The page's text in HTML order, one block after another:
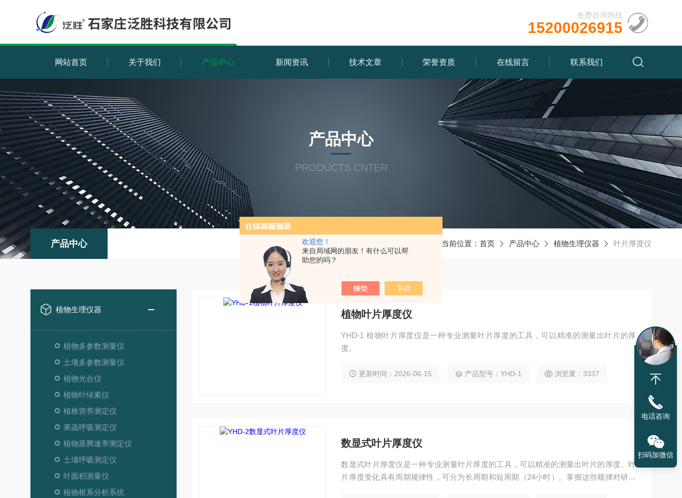
欢迎您！
来自局域网的朋友！有什么可以帮
助您的吗？
免费咨询热线
15200026915
网站首页 关于我们 产品中心 新闻资讯 技术文章 荣誉资质 在线留言 联系我们
产品中心
PRODUCTS CNTER
产品中心 当前位置： 首页 产品中心 植物生理仪器 叶片厚度仪
植物生理仪器
植物多参数测量仪
土壤多参数测量仪
植物光合仪
植物叶绿素仪
植株营养测定仪
果蔬呼吸测定仪
植物蒸腾速率测定仪
土壤呼吸测定仪
叶面积测量仪
植物根系分析系统
植物叶片厚度仪
YHD-1 植物叶片厚度仪是一种专业测量叶片厚度的工具，可以精准的测量出叶片的厚
度。
更新时间：2026-06-15 产品型号：YHD-1 浏览量：3337
数显式叶片厚度仪
数显式叶片厚度仪是一种专业测量叶片厚度的工具，可以精准的测量出叶片的厚度。叶
片厚度变化具有周期规律性，可分为长周期和短周期（24小时）。掌握这些规律对研究
电话咨询
扫码加微信